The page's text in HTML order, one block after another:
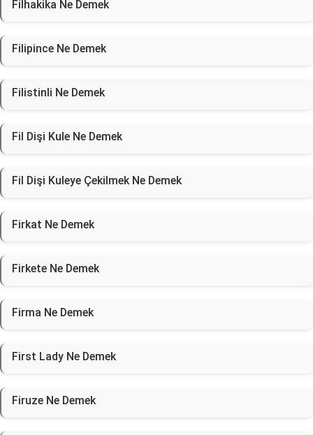
Filhakika Ne Demek
Filipince Ne Demek
Filistinli Ne Demek
Fil Dişi Kule Ne Demek
Fil Dişi Kuleye Çekilmek Ne Demek
Firkat Ne Demek
Firkete Ne Demek
Firma Ne Demek
First Lady Ne Demek
Firuze Ne Demek